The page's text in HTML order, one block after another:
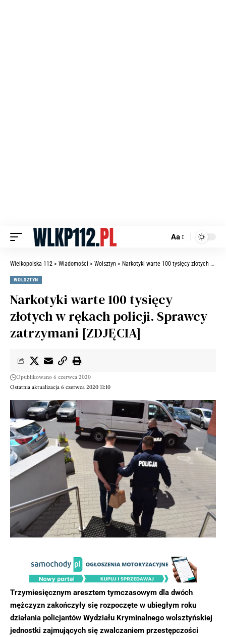
Aa
Wielkopolska 112 > Wiadomości > Wolsztyn > Narkotyki warte 100 tysięcy złotych w rękach policji. Sprawcy zatrzymani [ZDJĘCIA]
WOLSZTYN
Narkotyki warte 100 tysięcy
złotych w rękach policji. Sprawcy
zatrzymani [ZDJĘCIA]
Ostatnia aktualizacja 6 czerwca 2020 11:10
Opublikowano 6 czerwca 2020
Trzymiesięcznym aresztem tymczasowym dla dwóch
mężczyzn zakończyły się rozpoczęte w ubiegłym roku
działania policjantów Wydziału Kryminalnego wolsztyńskiej
jednostki zajmujących się zwalczaniem przestępczości